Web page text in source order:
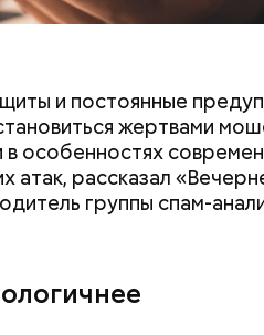
и постоянные
жертвами
в особенностях
атак, рассказал
группы спам-